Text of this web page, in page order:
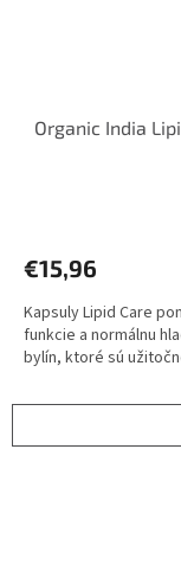
Organic India
€15,96
Kapsuly Lipid Care
funkcie a normálnu
bylín, ktoré sú